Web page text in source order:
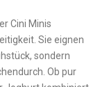
Cini Minis
Sie eignen
sondern
Ob pur